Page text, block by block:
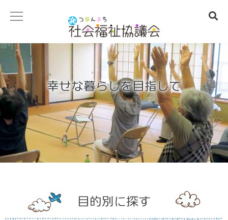
社協事業の紹介
社協のお仕事
地域福祉事業
老人給食サービス事業
一人暮らし高齢者集合昼食会
おせち料理サービス
幸せな暮らしを目指して
目的別に探す